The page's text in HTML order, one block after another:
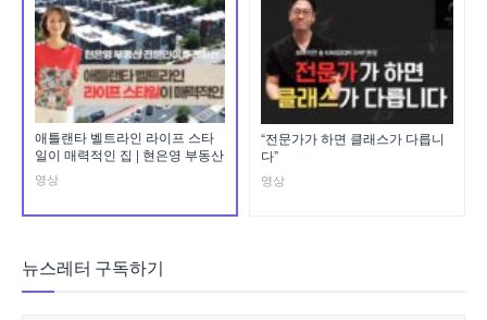
애틀랜타 벨트라인 라이프 스타
일이 매력적인 집 | 현은영 부동산
영상
“전문가가 하면 클래스가 다릅니
다”
영상
뉴스레터 구독하기